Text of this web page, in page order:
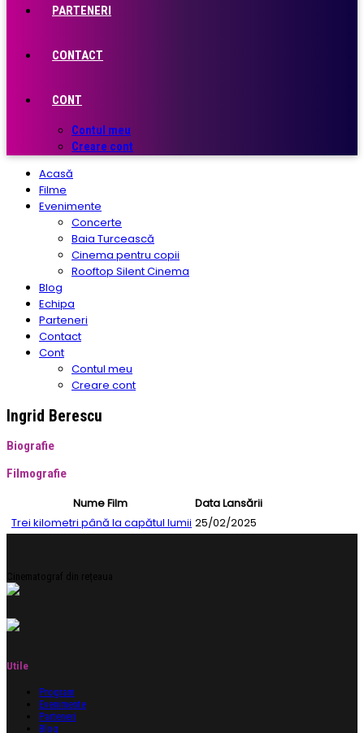
PARTENERI
CONTACT
CONT
Contul meu
Creare cont
Acasă
Filme
Evenimente
Concerte
Baia Turcească
Cinema pentru copii
Rooftop Silent Cinema
Blog
Echipa
Parteneri
Contact
Cont
Contul meu
Creare cont
Ingrid Berescu
Biografie
Filmografie
Nume Film
Data Lansării
Trei kilometri până la capătul lumii 25/02/2025
Cinematograf din rețeaua
Utile
Program
Evenimente
Parteneri
Blog